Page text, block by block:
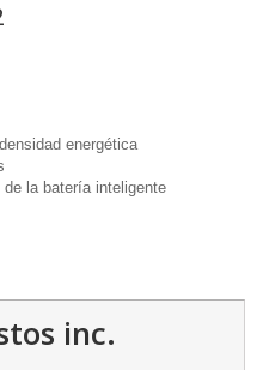
energética
la batería inteligente
inc.